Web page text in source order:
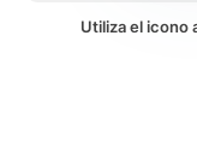
Utiliza el icono